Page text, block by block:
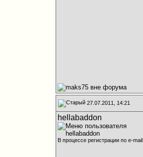
27.07.2011, 14:21
hellabaddon
В процессе регистрации по e-mail